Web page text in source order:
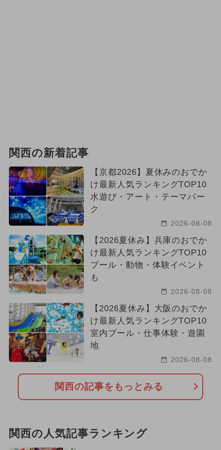
イルミネーション
2025年7月のイベント
2024年6月のイベント
2026年5月のイベント
2025年4月のイベント
2024年9月のイベント
2026年4月のイベント
2025年5月のイベント
夏休み（日帰り）
2024年2月のイベント
関西の新着記事
【京都2026】夏休みのおでか
け最新人気ランキングTOP10
水遊び・アート・テーマパー
ク
2026-08-08
【2026夏休み】兵庫のおでか
け最新人気ランキングTOP10
プール・動物・体験イベント
も
2026-08-08
【2026夏休み】大阪のおでか
け最新人気ランキングTOP10
室内プール・仕事体験・遊園
地
2026-08-08
関西の記事をもっとみる
関西の人気記事ランキング